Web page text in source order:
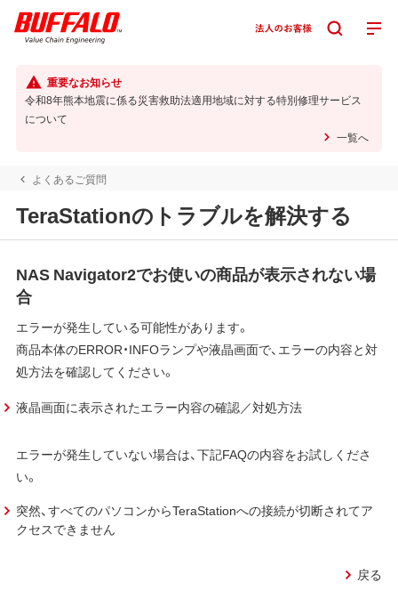
重要なお知らせ
令和8年熊本地震に係る災害救助法適用地域に対する特別修理サービス
について
一覧へ
よくあるご質問
TeraStationのトラブルを解決する
NAS Navigator2でお使いの商品が表示されない場
合
エラーが発生している可能性があります。
商品本体のERROR・INFOランプや液晶画面で、エラーの内容と対
処方法を確認してください。
液晶画面に表示されたエラー内容の確認／対処方法
エラーが発生していない場合は、下記FAQの内容をお試しくださ
い。
突然、すべてのパソコンからTeraStationへの接続が切断されてア
クセスできません
戻る